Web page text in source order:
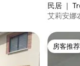
民居 ｜
艾莉安娜
房客推荐
房客推荐